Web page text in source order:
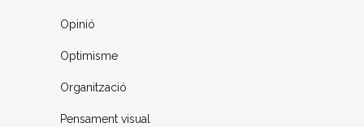
Opinió
Optimisme
Organització
Pensament visual